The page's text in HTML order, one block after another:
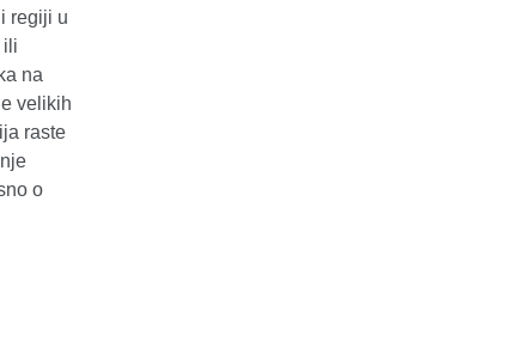
regiji u
ili
na
velikih
raste
o